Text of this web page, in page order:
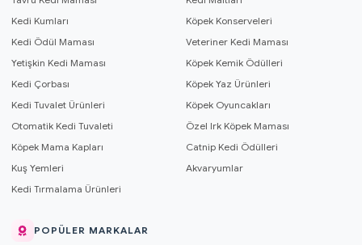
Kedi Kumları
Köpek Konserveleri
Kedi Ödül Maması
Veteriner Kedi Maması
Yetişkin Kedi Maması
Köpek Kemik Ödülleri
Kedi Çorbası
Köpek Yaz Ürünleri
Kedi Tuvalet Ürünleri
Köpek Oyuncakları
Otomatik Kedi Tuvaleti
Özel Irk Köpek Maması
Köpek Mama Kapları
Catnip Kedi Ödülleri
Kuş Yemleri
Akvaryumlar
Kedi Tırmalama Ürünleri
POPÜLER MARKALAR